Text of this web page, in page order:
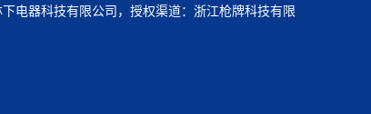
电器科技有限公司，授权渠道：浙江枪牌科技有限